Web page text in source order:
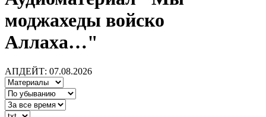
моджахеды войско
Аллаха…"
АПДЕЙТ: 07.08.2026